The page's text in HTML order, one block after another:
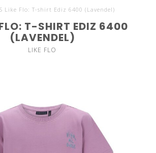
Like Flo: T-shirt Ediz 6400 (Lavendel)
T-SHIRT EDIZ 6400
(LAVENDEL)
LIKE FLO